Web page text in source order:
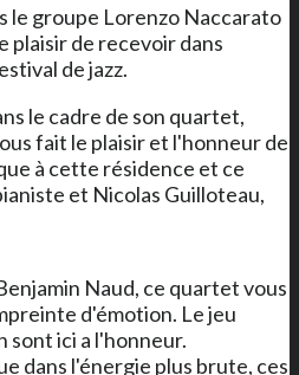
le groupe Lorenzo Naccarato
plaisir de recevoir dans
de jazz.
le cadre de son quartet,
fait le plaisir et l'honneur de
à cette résidence et ce
et Nicolas Guilloteau,
Naud, ce quartet vous
d'émotion. Le jeu
ici a l'honneur.
dans l'énergie plus brute, ces